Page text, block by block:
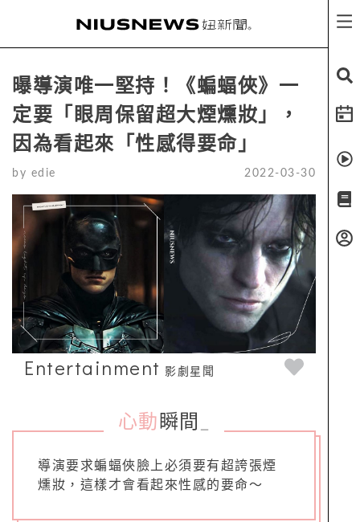
曝導演唯一堅持！《蝙蝠俠》一
定要「眼周保留超大煙燻妝」，
因為看起來「性感得要命」
by edie 2022-03-30
Entertainment 影劇星聞
心動 瞬間
導演要求蝙蝠俠臉上必須要有超誇張煙
燻妝，這樣才會看起來性感的要命～